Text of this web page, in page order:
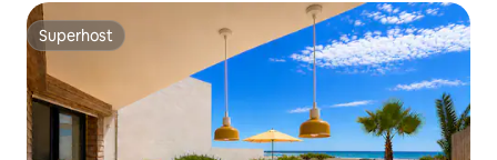
Superhost
Superhost